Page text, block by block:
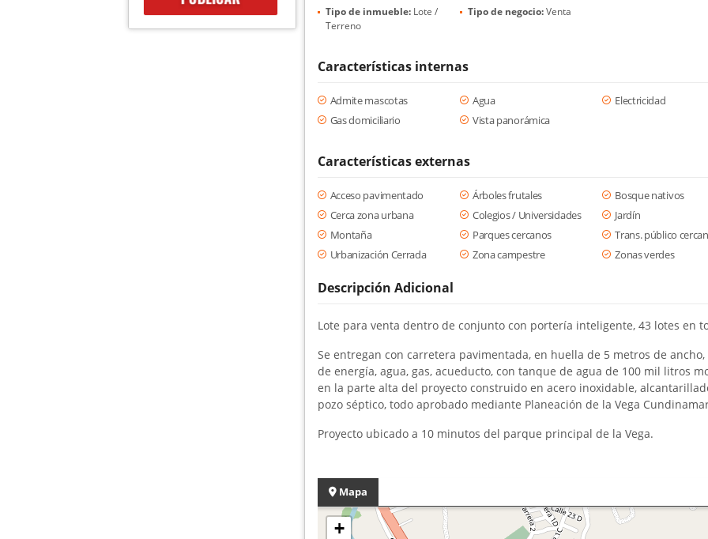
Tipo de inmueble:Lote /
Terreno
Tipo de negocio:Venta
Características internas
Admite mascotas Agua
Electricidad
Gas domiciliario
Vista panorámica
Características externas
Acceso pavimentado Árboles frutales
Bosque nativos
Cerca zona urbana
Colegios / Universidades
Jardín
Montaña
Parques cercanos
Trans. público
Urbanización Cerrada
Zona campestre Zonas verdes
Descripción Adicional
Lote para venta dentro de conjunto con portería inteligente, 43 lotes en
Se entregan con carretera pavimentada, en huella de 5 metros de
de energía, agua, gas, acueducto, con tanque de agua de 100 mil litros
en la parte alta del proyecto construido en acero inoxidable,
pozo séptico, todo aprobado mediante Planeación de la Vega
Proyecto ubicado a 10 minutos del parque principal de la Vega.
Mapa
+